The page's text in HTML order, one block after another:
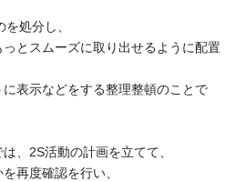
処分し、
とスムーズに取り出せるように配置
表示などをする整理整頓のことで
、2S活動の計画を立てて、
再度確認を行い、